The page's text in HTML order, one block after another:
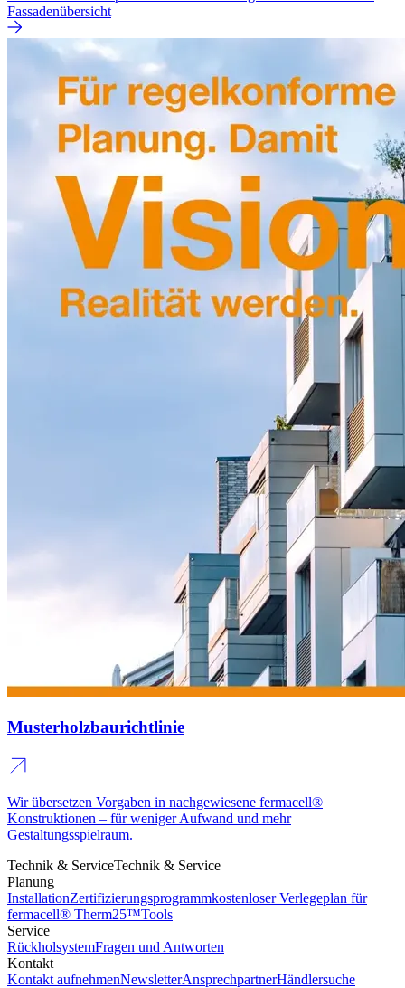
Fassadenübersicht
Musterholzbaurichtlinie
Wir übersetzen Vorgaben in nachgewiesene fermacell®
Konstruktionen – für weniger Aufwand und mehr
Gestaltungsspielraum.
Technik & ServiceTechnik & Service
Planung
InstallationZertifizierungsprogrammkostenloser Verlegeplan für
fermacell® Therm25™Tools
Service
RückholsystemFragen und Antworten
Kontakt
Kontakt aufnehmenNewsletterAnsprechpartnerHändlersuche